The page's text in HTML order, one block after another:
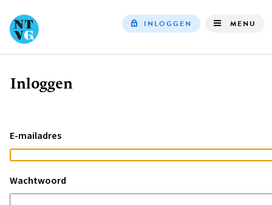
INLOGGEN MENU
Kruimelpad
Inloggen
E-mailadres
Wachtwoord